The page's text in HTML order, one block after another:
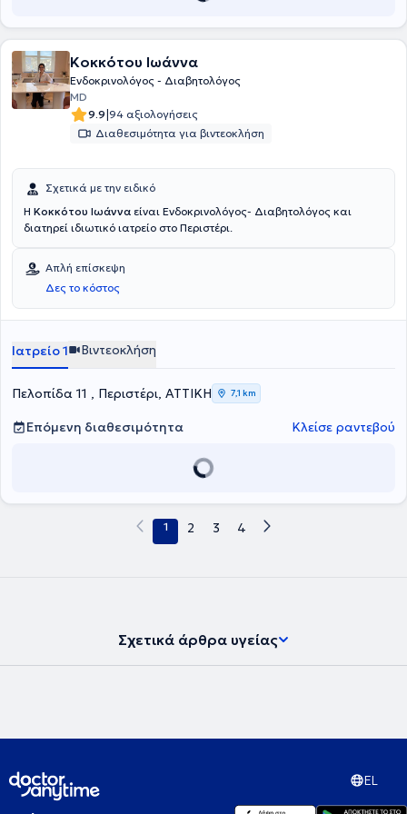
προφορικών και γραπτών περιλήψεων σε ελληνικά και διεθνή
συνέδρια, καθώς και πολύχρονη ερευνητική δραστηριότητα.
Κοκκότου Ιωάννα
Ενδοκρινολόγος - Διαβητολόγος
MD
9.9|94 αξιολογήσεις
Διαθεσιμότητα για βιντεοκλήση
Σχετικά με την ειδικό
Η Κοκκότου Ιωάννα είναι Ενδοκρινολόγος- Διαβητολόγος και
διατηρεί ιδιωτικό ιατρείο στο Περιστέρι.
Απλή επίσκεψη
Δες το κόστος
Ιατρείο 1 Βιντεοκλήση
Πελοπίδα 11 , Περιστέρι, ΑΤΤΙΚΗ 7,1 km
Επόμενη διαθεσιμότητα Κλείσε ραντεβού
1 2 3 4
Σχετικά άρθρα υγείας
EL